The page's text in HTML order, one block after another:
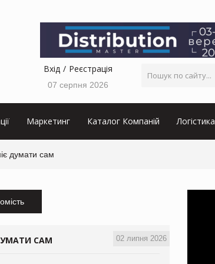
Вхід Реєстрація
07 серпня 2026
Маркетинг Каталог Компаній Логістика
думати сам
02 липня 2026
САМ